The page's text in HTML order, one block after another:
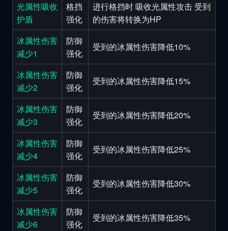
光属性吸收
护盾
格挡
强化
进行格挡时 吸收光属性攻击 受到
的伤害将转换为HP
冰属性伤害
减少1
防御
强化
受到的冰属性伤害降低10%
冰属性伤害
减少2
防御
强化
受到的冰属性伤害降低15%
冰属性伤害
减少3
防御
强化
受到的冰属性伤害降低20%
冰属性伤害
减少4
防御
强化
受到的冰属性伤害降低25%
冰属性伤害
减少5
防御
强化
受到的冰属性伤害降低30%
冰属性伤害
减少6
防御
强化
受到的冰属性伤害降低35%